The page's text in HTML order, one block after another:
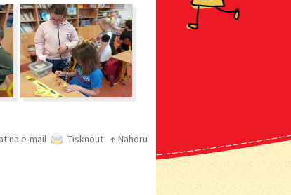
na e-mail Tisknout ↑ Nahoru